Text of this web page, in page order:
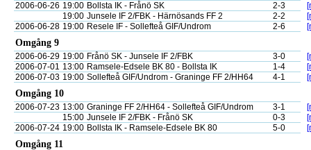
2006-06-26 19:00 Bollsta IK - Frånö SK 2-3
19:00 Junsele IF 2/FBK - Härnösands FF 2 2-2
2006-06-28 19:00 Resele IF - Sollefteå GIF/Undrom 2-6
Omgång 9
2006-06-29 19:00 Frånö SK - Junsele IF 2/FBK 3-0
2006-07-01 13:00 Ramsele-Edsele BK 80 - Bollsta IK 1-4
2006-07-03 19:00 Sollefteå GIF/Undrom - Graninge FF 2/HH64 4-1
Omgång 10
2006-07-23 13:00 Graninge FF 2/HH64 - Sollefteå GIF/Undrom 3-1
15:00 Junsele IF 2/FBK - Frånö SK 0-3
2006-07-24 19:00 Bollsta IK - Ramsele-Edsele BK 80 5-0
Omgång 11